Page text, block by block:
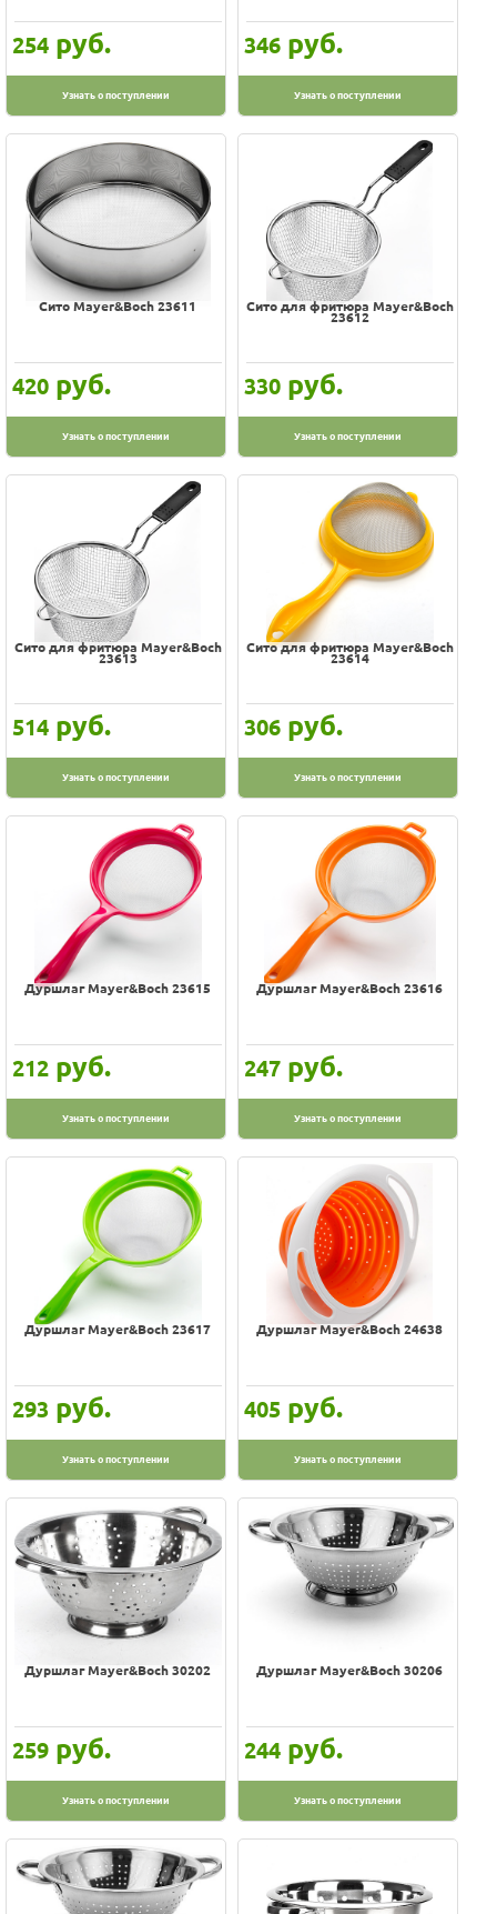
254 руб.
Узнать о поступлении
346 руб.
Узнать о поступлении
Сито Mayer&Boch 23611
420 руб.
Узнать о поступлении
Сито для фритюра Mayer&Boch
23612
330 руб.
Узнать о поступлении
Сито для фритюра Mayer&Boch
23613
514 руб.
Узнать о поступлении
Сито для фритюра Mayer&Boch
23614
306 руб.
Узнать о поступлении
Дуршлаг Mayer&Boch 23615
212 руб.
Узнать о поступлении
Дуршлаг Mayer&Boch 23616
247 руб.
Узнать о поступлении
Дуршлаг Mayer&Boch 23617
293 руб.
Узнать о поступлении
Дуршлаг Mayer&Boch 24638
405 руб.
Узнать о поступлении
Дуршлаг Mayer&Boch 30202
259 руб.
Узнать о поступлении
Дуршлаг Mayer&Boch 30206
244 руб.
Узнать о поступлении